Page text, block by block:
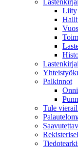
Liity
Palkinnot
Tule